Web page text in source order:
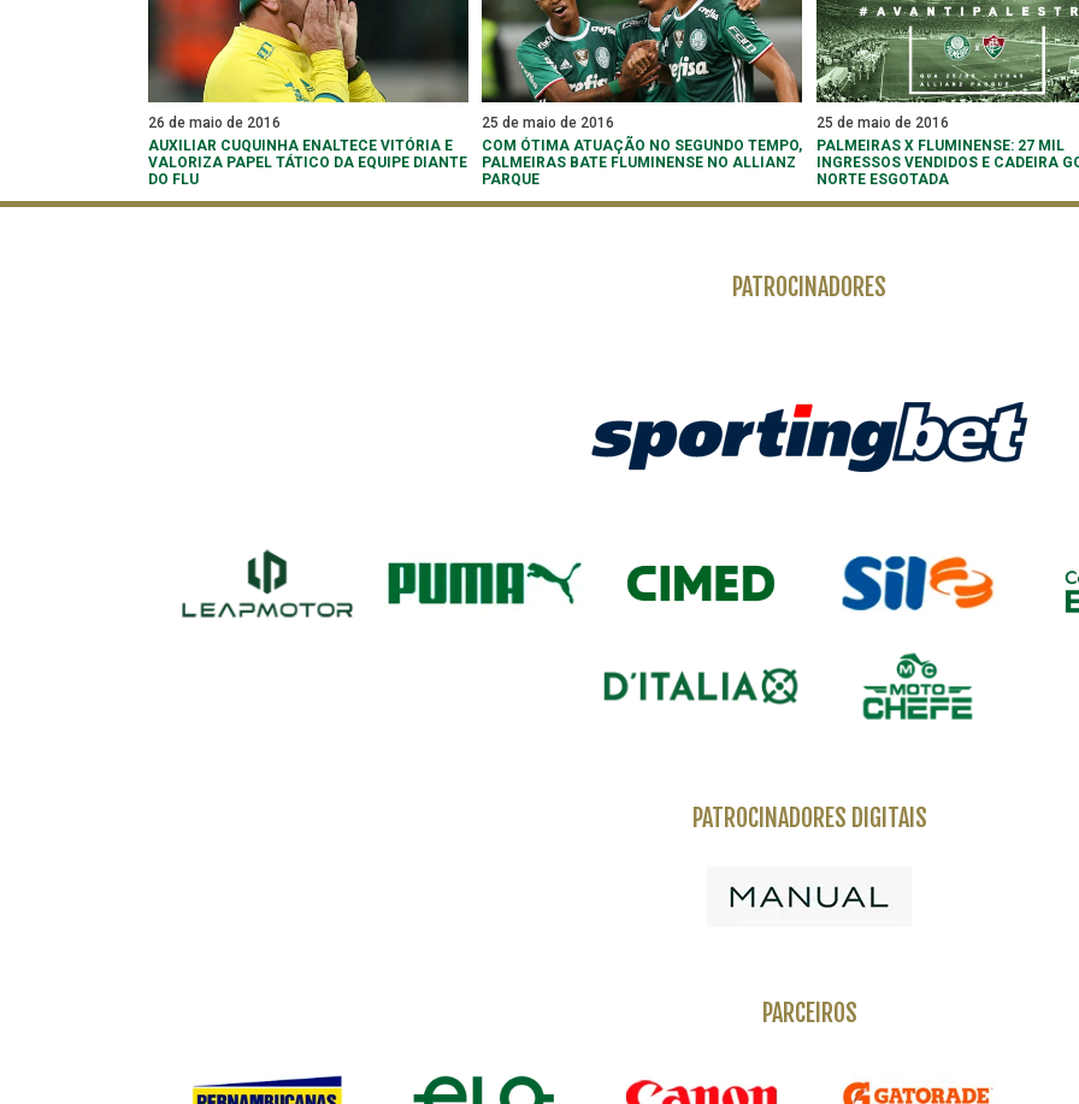
26 de maio de 2016
AUXILIAR CUQUINHA ENALTECE VITÓRIA E
VALORIZA PAPEL TÁTICO DA EQUIPE DIANTE
DO FLU
25 de maio de 2016
COM ÓTIMA ATUAÇÃO NO SEGUNDO TEMPO,
PALMEIRAS BATE FLUMINENSE NO ALLIANZ
PARQUE
25 de maio de 2016
PALMEIRAS X FLUMINENSE: 27 MIL
INGRESSOS VENDIDOS E CADEIRA
NORTE ESGOTADA
PATROCINADORES
PATROCINADORES DIGITAIS
PARCEIROS